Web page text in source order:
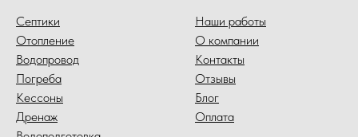
Септики
Отопление
Водопровод
Погреба
Кессоны
Дренаж
Наши работы
О компании
Контакты
Отзывы
Блог
Оплата